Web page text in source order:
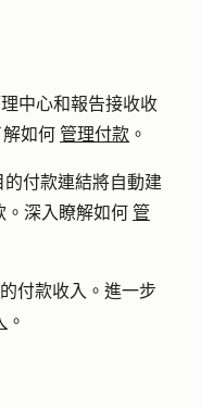
中心和報告接收收
如何 管理付款 。
付款連結將自動建
。深入瞭解如何 管
付款收入。進一步
。